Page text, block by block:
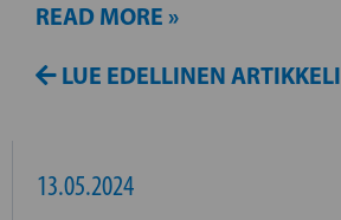
READ MORE »
LUE EDELLINEN ARTIKKELI
13.05.2024